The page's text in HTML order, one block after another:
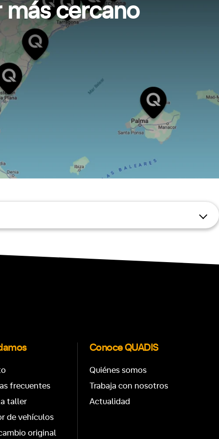
más cercano
frecuentes
taller
de vehículos
original
Conoce QUADIS
Quiénes somos
Trabaja con nosotros
Actualidad